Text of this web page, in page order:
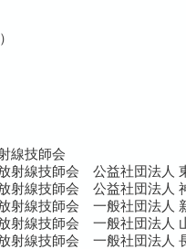
線技師会
射線技師会 公益社団法人
射線技師会 公益社団法人
射線技師会 一般社団法人
射線技師会 一般社団法人
射線技師会 一般社団法人